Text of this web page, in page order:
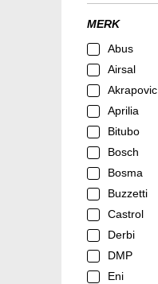
MERK
Abus
Airsal
Akrapovic
Aprilia
Bitubo
Bosch
Bosma
Buzzetti
Castrol
Derbi
DMP
Eni